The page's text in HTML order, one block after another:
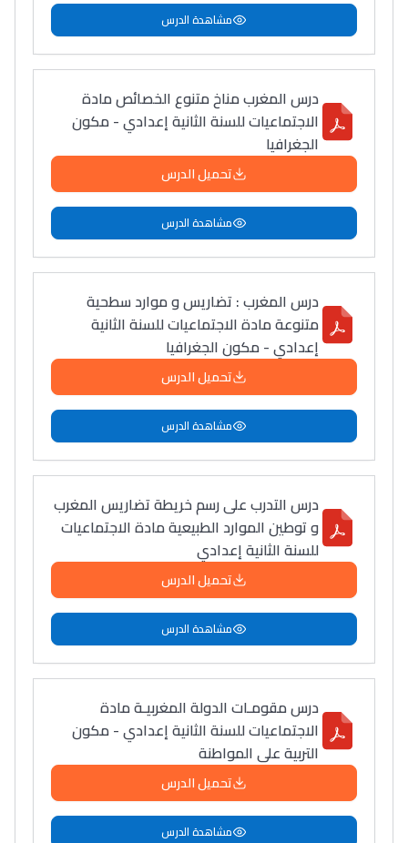
مشاهدة الدرس
درس المغرب مناخ متنوع الخصائص مادة
الاجتماعيات للسنة الثانية إعدادي - مكون
الجغرافيا
تحميل الدرس
مشاهدة الدرس
درس المغرب : تضاريس و موارد سطحية
متنوعة مادة الاجتماعيات للسنة الثانية
إعدادي - مكون الجغرافيا
تحميل الدرس
مشاهدة الدرس
درس التدرب على رسم خريطة تضاريس المغرب
و توطين الموارد الطبيعية مادة الاجتماعيات
للسنة الثانية إعدادي
تحميل الدرس
مشاهدة الدرس
درس مقومـات الدولة المغربيـة مادة
الاجتماعيات للسنة الثانية إعدادي - مكون
التربية على المواطنة
تحميل الدرس
مشاهدة الدرس